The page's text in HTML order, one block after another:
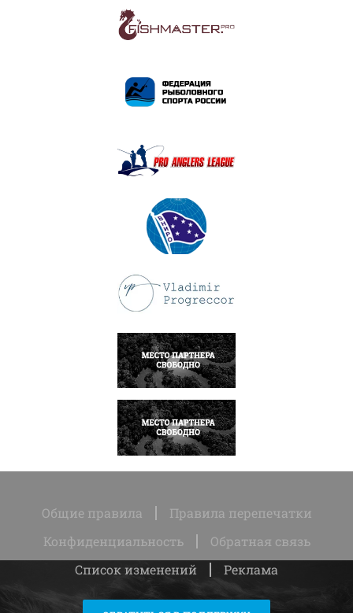
ПОДРОБНЕЕ
ПОДРОБНЕЕ
ПОДРОБНЕЕ
ПОДРОБНЕЕ
ПОДРОБНЕЕ
НАПИСАТЬ
НАПИСАТЬ
Общие правила
Правила перепечатки
Конфиденциальность
Обратная связь
Список изменений
Реклама